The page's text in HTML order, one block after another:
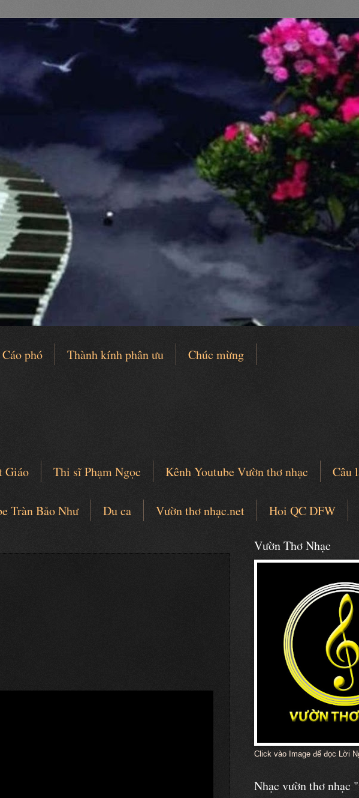
Cáo phó Thành kính phân ưu Chúc mừng
Giáo Thi sĩ Phạm Ngọc Kênh Youtube Vườn thơ nhạc
Câu
Tràn Bảo Như Du ca Vườn thơ nhạc.net Hoi QC DFW
Vườn Thơ Nhạc
Click vào Image để đọc Lời
Nhạc vườn thơ nhạc